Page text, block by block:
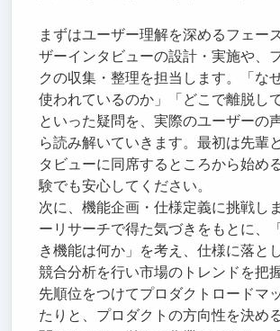
まずはユーザー理解を深めるフェー
ザーインタビューの設計・実施や、
クの収集・整理を担当します。「な
使われているのか」「どこで離脱し
といった疑問を、実際のユーザーの
ら読み解いていきます。最初は先輩
タビューに同席するところから始め
験でも安心してください。
次に、機能企画・仕様定義に挑戦し
ーリサーチで得た気づきをもとに、
き機能は何か」を考え、仕様に落と
競合分析を行い市場のトレンドを把
先順位をつけてプロダクトロードマ
たりと、プロダクトの方向性を決め